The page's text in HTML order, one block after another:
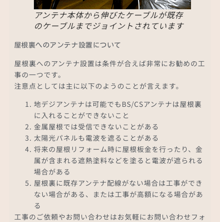
アンテナ本体から伸びたケーブルが既存
のケーブルまでジョイントされています
屋根裏へのアンテナ設置について
屋根裏へのアンテナ設置は条件が合えば非常にお勧めの工
事の一つです。
注意点としては主に以下のようのことが言えます。
地デジアンテナは可能でもBS/CSアンテナは屋根裏
に入れることができないこと
金属屋根では受信できないことがある
太陽光パネルも電波を遮ることがある
将来の屋根リフォーム時に屋根板金を行ったり、金
属が含まれる遮熱塗料などを塗ると電波が遮られる
場合がある
屋根裏に既存アンテナ配線がない場合は工事ができ
ない場合がある、または工事が高額になる場合があ
る
工事のご依頼やお問い合わせはお気軽にお問い合わせフォ